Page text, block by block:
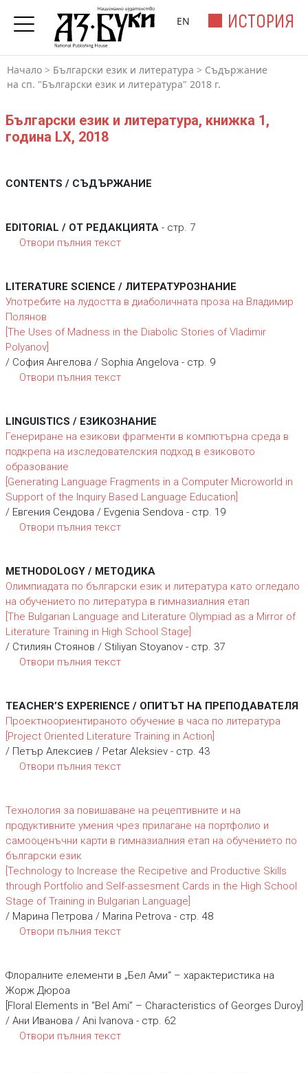
ИСТОРИЯ
EN
Начало > Български език и литература > Съдържание
на сп. "Български език и литература" 2018 г.
Български език и литература, книжка 1,
година LX, 2018
CONTENTS / СЪДЪРЖАНИЕ
EDITORIAL / ОТ РЕДАКЦИЯТА- стр. 7
Отвори пълния текст
LITERATURE SCIENCE / ЛИТЕРАТУРОЗНАНИЕ
Употребите на лудостта в диаболичната проза на Владимир
Полянов
[The Uses of Madness in the Diabolic Stories of Vladimir
Polyanov]
/ София Ангелова / Sophia Angelova - стр. 9
Отвори пълния текст
LINGUISTICS / ЕЗИКОЗНАНИЕ
Генериране на езикови фрагменти в компютърна среда в
подкрепа на изследователския подход в езиковото
образование
[Generating Language Fragments in a Computer Microworld in
Support of the Inquiry Based Language Education]
/ Евгения Сендова / Evgenia Sendova - стр. 19
Отвори пълния текст
METHODOLOGY / МЕТОДИКА
Олимпиадата по български език и литература като огледало
на обучението по литература в гимназиалния етап
[The Bulgarian Language and Literature Olympiad as a Mirror of
Literature Training in High School Stage]
/ Стилиян Стоянов / Stiliyan Stoyanov - стр. 37
Отвори пълния текст
TEACHER’S EXPERIENCE / ОПИТЪТ НА ПРЕПОДАВАТЕЛЯ
Проектноориентираното обучение в часа по литература
[Project Oriented Literature Training in Action]
/ Петър Алексиев / Petar Aleksiev - стр. 43
Отвори пълния текст
Технология за повишаване на рецептивните и на
продуктивните умения чрез прилагане на портфолио и
самооценъчни карти в гимназиалния етап на обучението по
български език
[Technology to Increase the Recipetive and Productive Skills
through Portfolio and Self-assesment Cards in the High School
Stage of Training in Bulgarian Language]
/ Марина Петрова / Marina Petrova - стр. 48
Отвори пълния текст
Флоралните елементи в „Бел Ами“ – характеристика на
Жорж Дюроа
[Floral Elements in “Bel Ami” – Characteristics of Georges Duroy]
/ Ани Иванова / Ani Ivanova - стр. 62
Отвори пълния текст